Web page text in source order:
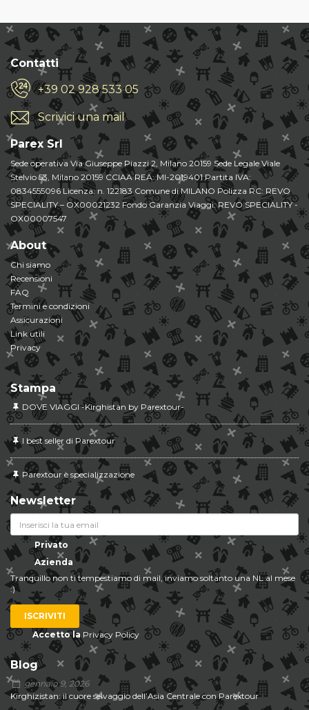
Contatti
+39 02 928 533 05
Scrivici una mail
Parex Srl
Sede operativa Via Giuseppe Piazzi 2, Milano 20159 Sede Legale Viale
Stelvio 53, Milano 20159 CCIAA REA: MI-2019401 Partita IVA:
0834555096 Licenza: n. 122183 Comune di MILANO Polizza RC: REVO
SPECIALITY – OX00021232 Fondo Garanzia Viaggi: REVO SPECIALITY -
OX00007547
About
Chi siamo
Recensioni
FAQ
Termini e condizioni
Assicurazioni
Link utili
Privacy
Stampa
DOVE VIAGGI -Kirghistan by Parextour-
I best seller di Parextour
Parextour è specializzazione
Newsletter
Privato
Azienda
Tranquillo non ti tempestiamo di mail, inviamo soltanto una NL al mese
:)
ISCRIVITI
Accetto la Privacy Policy
Blog
gennaio 9, 2026
Kirghizistan: il cuore selvaggio dell’Asia Centrale con Parextour